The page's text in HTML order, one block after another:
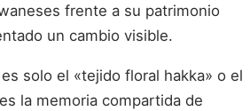
frente a su patrimonio
un cambio visible.
solo el «tejido floral hakka» o el
la memoria compartida de